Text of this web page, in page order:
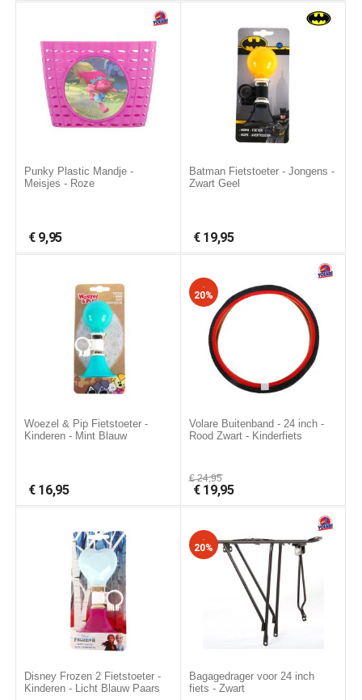
Punky Plastic Mandje -
Meisjes - Roze
€ 9,95
Batman Fietstoeter - Jongens -
Zwart Geel
€ 19,95
Woezel & Pip Fietstoeter -
Kinderen - Mint Blauw
€ 16,95
-
20%
Volare Buitenband - 24 inch -
Rood Zwart - Kinderfiets
€24,95
€ 19,95
Disney Frozen 2 Fietstoeter -
Kinderen - Licht Blauw Paars
-
20%
Bagagedrager voor 24 inch
fiets - Zwart